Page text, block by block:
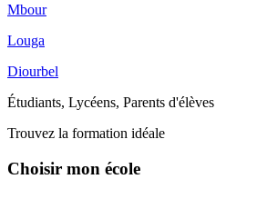
Mbour
Louga
Diourbel
Étudiants, Lycéens, Parents d'élèves
Trouvez la formation idéale
Choisir mon école